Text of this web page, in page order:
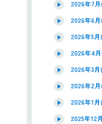
2026年7
2026年6
2026年5
2026年4
2026年3
2026年2
2026年1月
2025年12